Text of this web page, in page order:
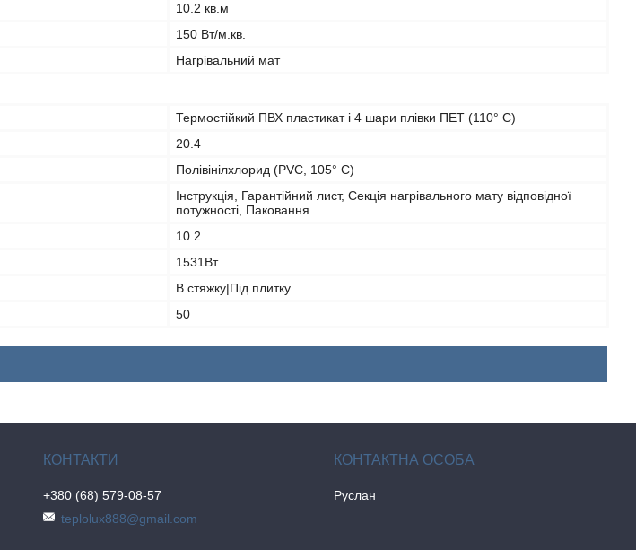
10.2 кв.м
150 Вт/м.кв.
Нагрівальний мат
Термостійкий ПВХ пластикат і 4 шари плівки ПЕТ (110° C)
20.4
Полівінілхлорид (PVC, 105° C)
Інструкція, Гарантійний лист, Секція нагрівального мату відповідної
потужності, Паковання
10.2
1531Вт
В стяжку|Під плитку
50
+380 (68) 579-08-57
teplolux888@gmail.com
Руслан